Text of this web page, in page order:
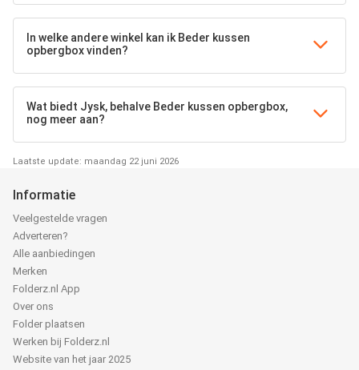
In welke andere winkel kan ik Beder kussen
opbergbox vinden?
Wat biedt Jysk, behalve Beder kussen opbergbox,
nog meer aan?
Laatste update: maandag 22 juni 2026
Informatie
Veelgestelde vragen
Adverteren?
Alle aanbiedingen
Merken
Folderz.nl App
Over ons
Folder plaatsen
Werken bij Folderz.nl
Website van het jaar 2025